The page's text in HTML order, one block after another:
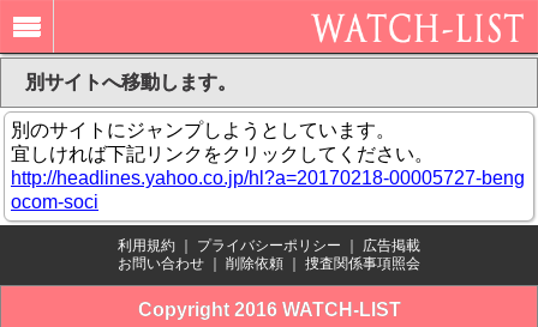
別サイトへ移動します。
別のサイトにジャンプしようとしています。
宜しければ下記リンクをクリックしてください。
http://headlines.yahoo.co.jp/hl?a=20170218-00005727-beng
ocom-soci
利用規約 プライバシーポリシー
広告掲載
お問い合わせ
削除依頼 捜査関係事項照会
Copyright 2016 WATCH-LIST